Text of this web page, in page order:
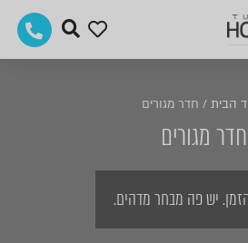
הבית / חדר מגורים
חדר מגורים
יש פה מבחר מדהים.